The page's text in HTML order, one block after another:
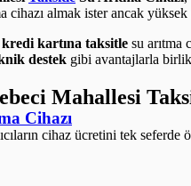
Cihazı
cihazı almak ister ancak
kredi kartına taksitle su arıtma
destek gibi avantajlarla
Mahallesi
cihaz ücretini tek